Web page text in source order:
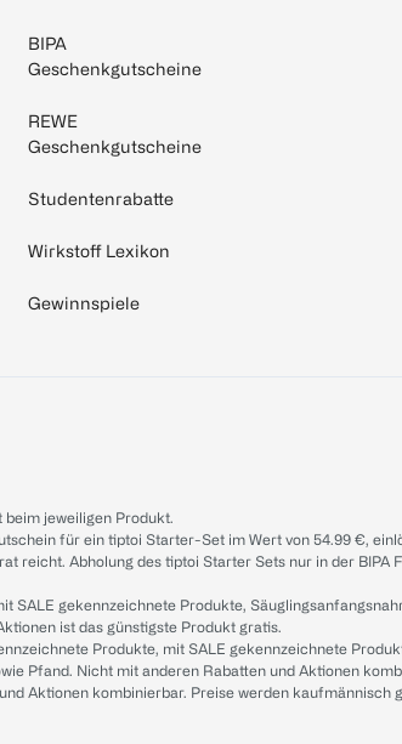
BIPA
Geschenkgutscheine
REWE
Geschenkgutscheine
Studentenrabatte
Wirkstoff Lexikon
Gewinnspiele
jeweiligen Produkt.
für ein tiptoi Starter-Set im Wert von 54.99 €,
reicht. Abholung des tiptoi Starter Sets nur in der
SALE gekennzeichnete Produkte,
ist das günstigste Produkt gratis.
Produkte, mit SALE gekennzeichnete
Pfand. Nicht mit anderen Rabatten und Aktionen
Aktionen kombinierbar. Preise werden kaufmännisch